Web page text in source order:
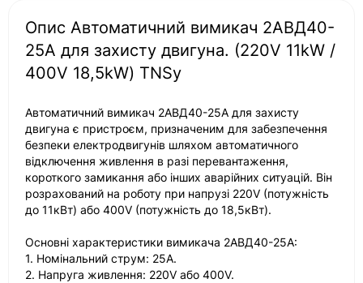
Опис Автоматичний вимикач 2АВД40-
25А для захисту двигуна. (220V 11kW /
400V 18,5kW) TNSy
Автоматичний вимикач 2АВД40-25А для захисту
двигуна є пристроєм, призначеним для забезпечення
безпеки електродвигунів шляхом автоматичного
відключення живлення в разі перевантаження,
короткого замикання або інших аварійних ситуацій. Він
розрахований на роботу при напрузі 220V (потужність
до 11кВт) або 400V (потужність до 18,5кВт).
Основні характеристики вимикача 2АВД40-25А:
1. Номінальний струм: 25А.
2. Напруга живлення: 220V або 400V.